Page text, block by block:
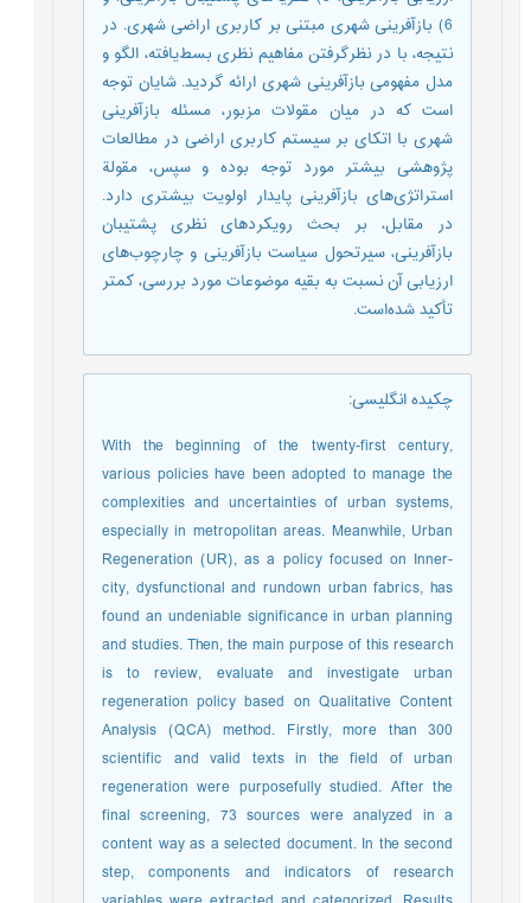
6) بازآفرینی شهری مبتنی بر کاربری اراضی شهری. در
نتیجه، با در نظرگرفتن مفاهیم نظری بسط‌یافته، الگو و
مدل مفهومی بازآفرینی شهری ارائه گردید. شایان توجه
است که در میان مقولات مزبور، مسئله بازآفرینی
شهری با اتکای بر سیستم کاربری اراضی در مطالعات
پژوهشی بیشتر مورد توجه بوده و سپس، مقولة
استراتژی‌های بازآفرینی پایدار اولویت بیشتری دارد.
در مقابل، بر بحث رویکردهای نظری پشتیبان
بازآفرینی، سیرتحول سیاست بازآفرینی و چارچوب‌های
ارزیابی آن نسبت به بقیه موضوعات مورد بررسی، کمتر
تأکید شده‌است.
چکیده انگلیسی:
With the beginning of the twenty-first century,
various policies have been adopted to manage the
complexities and uncertainties of urban systems,
especially in metropolitan areas. Meanwhile, Urban
Regeneration (UR), as a policy focused on Inner-
city, dysfunctional and rundown urban fabrics, has
found an undeniable significance in urban planning
and studies. Then, the main purpose of this research
is to review, evaluate and investigate urban
regeneration policy based on Qualitative Content
Analysis (QCA) method. Firstly, more than 300
scientific and valid texts in the field of urban
regeneration were purposefully studied. After the
final screening, 73 sources were analyzed in a
content way as a selected document. In the second
step, components and indicators of research